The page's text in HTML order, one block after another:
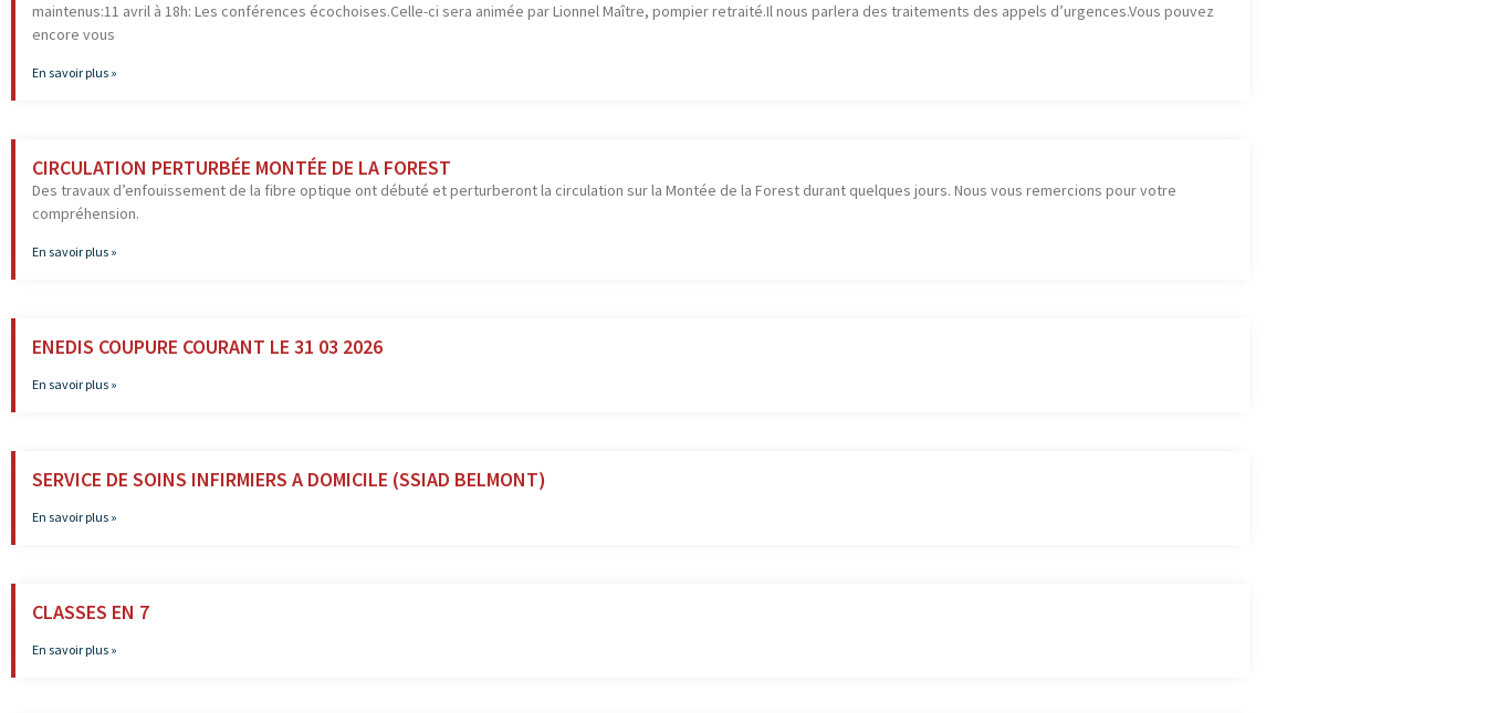
maintenus:11 avril à 18h: Les conférences écochoises.Celle-ci sera animée par Lionnel Maître, pompier retraité.Il nous parlera des traitements des appels d’urgences.Vous pouvez
encore vous
En savoir plus »
CIRCULATION PERTURBÉE MONTÉE DE LA FOREST
Des travaux d’enfouissement de la fibre optique ont débuté et perturberont la circulation sur la Montée de la Forest durant quelques jours. Nous vous remercions pour votre
compréhension.
En savoir plus »
ENEDIS COUPURE COURANT LE 31 03 2026
En savoir plus »
SERVICE DE SOINS INFIRMIERS A DOMICILE (SSIAD BELMONT)
En savoir plus »
CLASSES EN 7
En savoir plus »